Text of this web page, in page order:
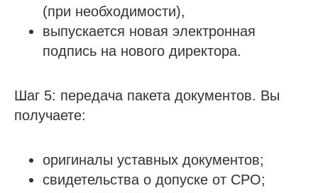
(при необходимости),
выпускается новая электронная
подпись на нового директора.
Шаг 5: передача пакета документов. Вы
получаете:
оригиналы уставных документов;
свидетельства о допуске от СРО;